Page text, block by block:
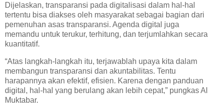
Dijelaskan, transparansi pada digitalisasi dalam hal-hal
tertentu bisa diakses oleh masyarakat sebagai bagian dari
pemenuhan asas transparansi. Agenda digital juga
memandu untuk terukur, terhitung, dan terjumlahkan secara
kuantitatif.
“Atas langkah-langkah itu, terjawablah upaya kita dalam
membangun transparansi dan akuntabilitas. Tentu
harapannya akan efektif, efisien. Karena dengan panduan
digital, hal-hal yang berulang akan lebih cepat,” pungkas Al
Muktabar.